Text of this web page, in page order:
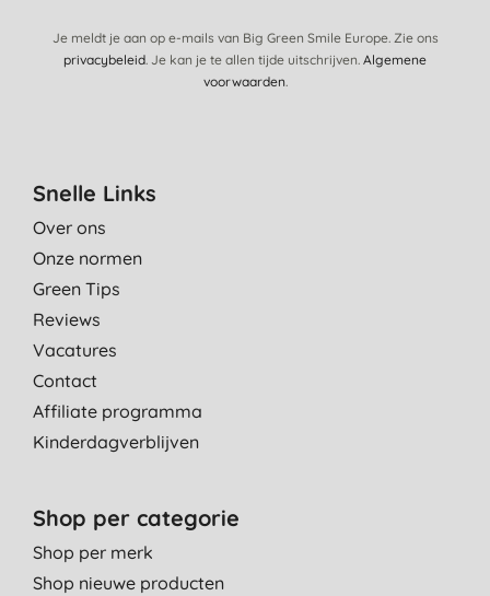
Je meldt je aan op e-mails van Big Green Smile Europe. Zie ons
privacybeleid. Je kan je te allen tijde uitschrijven. Algemene
voorwaarden.
Snelle Links
Over ons
Onze normen
Green Tips
Reviews
Vacatures
Contact
Affiliate programma
Kinderdagverblijven
Shop per categorie
Shop per merk
Shop nieuwe producten